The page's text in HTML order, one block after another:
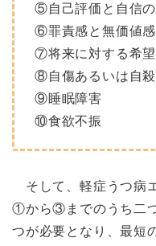
⑤自己評価と自信
⑥罪責感と無価値感
⑦将来に対する希
⑧自傷あるいは自
⑨睡眠障害
⑩食欲不振
そして、軽症うつ病
①から③までのうち二
つが必要となり、最短